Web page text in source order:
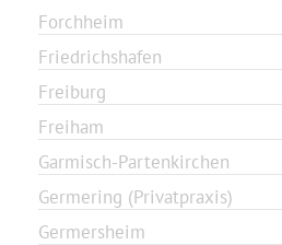
Forchheim
Friedrichshafen
Freiburg
Freiham
Garmisch-Partenkirchen
Germering (Privatpraxis)
Germersheim